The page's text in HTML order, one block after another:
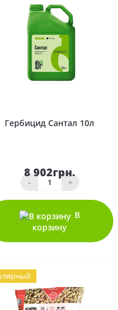
Гербицид Сантал 10л
8 902грн.
- +
В
корзину